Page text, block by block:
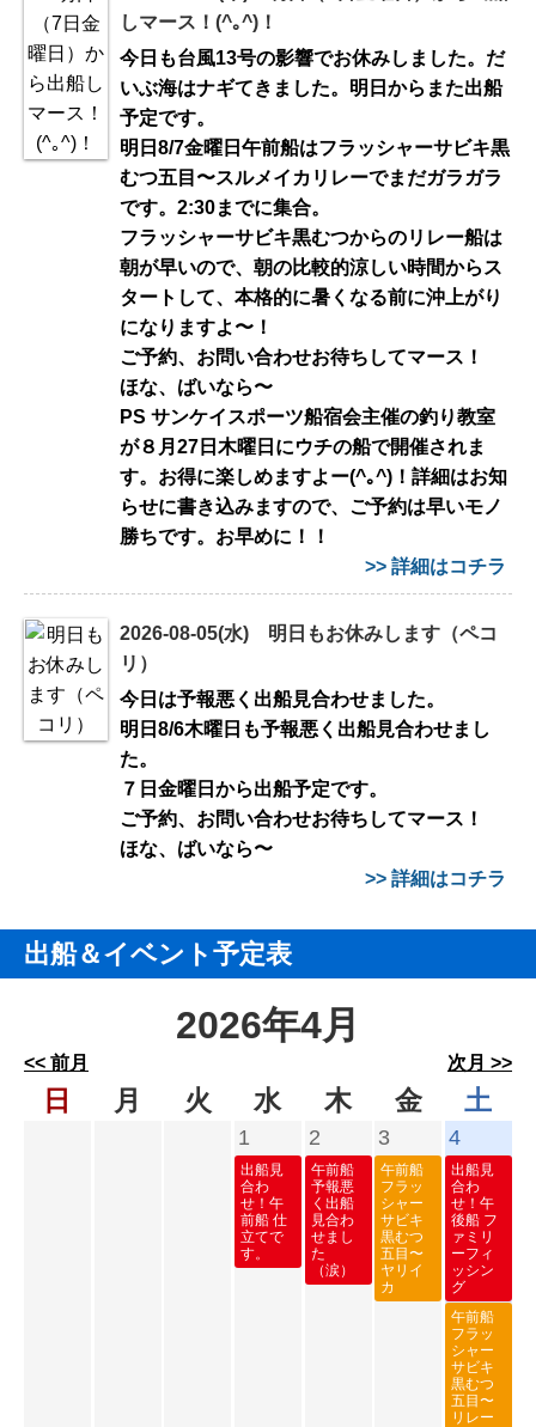
しマース！(^｡^)！
今日も台風13号の影響でお休みしました。だ
いぶ海はナギてきました。明日からまた出船
予定です。
明日8/7金曜日午前船はフラッシャーサビキ黒
むつ五目〜スルメイカリレーでまだガラガラ
です。2:30までに集合。
フラッシャーサビキ黒むつからのリレー船は
朝が早いので、朝の比較的涼しい時間からス
タートして、本格的に暑くなる前に沖上がり
になりますよ〜！
ご予約、お問い合わせお待ちしてマース！
ほな、ばいなら〜
PS サンケイスポーツ船宿会主催の釣り教室
が８月27日木曜日にウチの船で開催されま
す。お得に楽しめますよー(^｡^)！詳細はお知
らせに書き込みますので、ご予約は早いモノ
勝ちです。お早めに！！
>> 詳細はコチラ
2026-08-05(水) 明日もお休みします（ペコ
リ）
今日は予報悪く出船見合わせました。
明日8/6木曜日も予報悪く出船見合わせまし
た。
７日金曜日から出船予定です。
ご予約、お問い合わせお待ちしてマース！
ほな、ばいなら〜
>> 詳細はコチラ
出船＆イベント予定表
2026年4月
<< 前月 次月 >>
日 月 火 水 木 金 土
1
出船見
合わ
せ！午
前船 仕
立てで
す。
2
午前船
予報悪
く出船
見合わ
せまし
た
（涙）
3
午前船
フラッ
シャー
サビキ
黒むつ
五目〜
ヤリイ
カ
4
出船見
合わ
せ！午
後船 フ
ァミリ
ーフィ
ッシン
グ
午前船
フラッ
シャー
サビキ
黒むつ
五目〜
リレー